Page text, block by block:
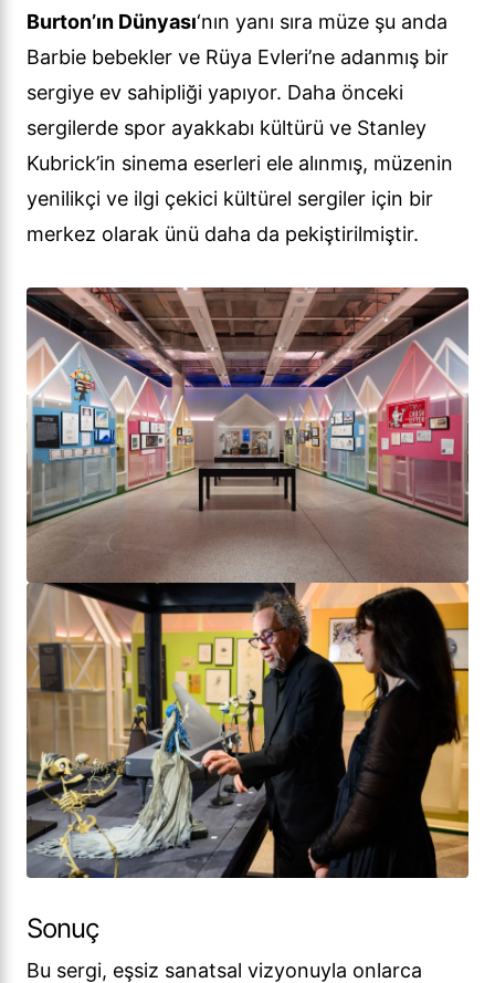
Burton’ın Dünyası‘nın yanı sıra müze şu anda
Barbie bebekler ve Rüya Evleri’ne adanmış bir
sergiye ev sahipliği yapıyor. Daha önceki
sergilerde spor ayakkabı kültürü ve Stanley
Kubrick’in sinema eserleri ele alınmış, müzenin
yenilikçi ve ilgi çekici kültürel sergiler için bir
merkez olarak ünü daha da pekiştirilmiştir.
Sonuç
Bu sergi, eşsiz sanatsal vizyonuyla onlarca